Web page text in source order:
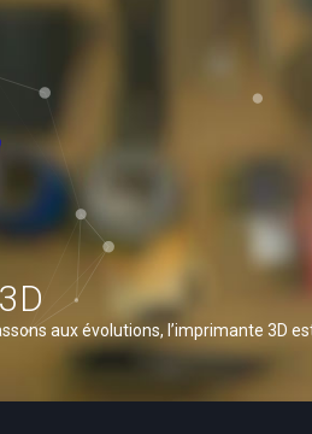
aux évolutions, l’imprimante